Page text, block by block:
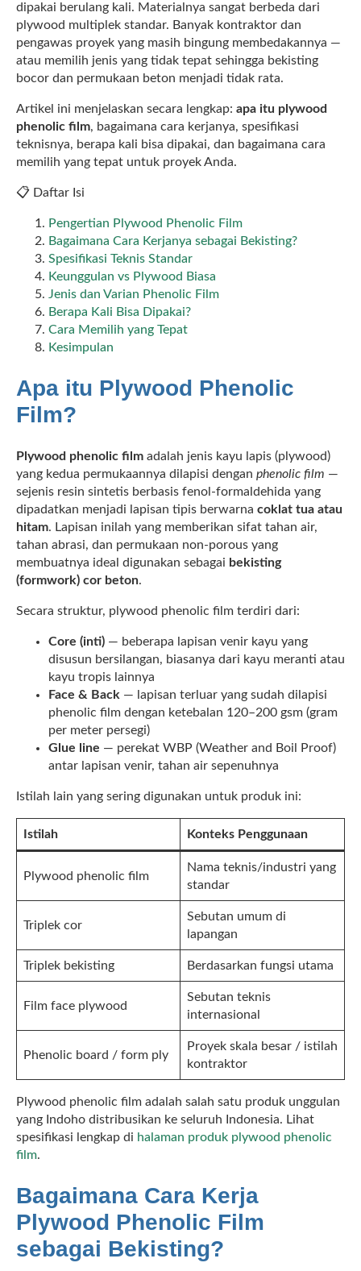
dipakai berulang kali. Materialnya sangat berbeda dari
plywood multiplek standar. Banyak kontraktor dan
pengawas proyek yang masih bingung membedakannya —
atau memilih jenis yang tidak tepat sehingga bekisting
bocor dan permukaan beton menjadi tidak rata.
Artikel ini menjelaskan secara lengkap: apa itu plywood
phenolic film, bagaimana cara kerjanya, spesifikasi
teknisnya, berapa kali bisa dipakai, dan bagaimana cara
memilih yang tepat untuk proyek Anda.
📋 Daftar Isi
Pengertian Plywood Phenolic Film
Bagaimana Cara Kerjanya sebagai Bekisting?
Spesifikasi Teknis Standar
Keunggulan vs Plywood Biasa
Jenis dan Varian Phenolic Film
Berapa Kali Bisa Dipakai?
Cara Memilih yang Tepat
Kesimpulan
Apa itu Plywood Phenolic
Film?
Plywood phenolic film adalah jenis kayu lapis (plywood)
yang kedua permukaannya dilapisi dengan phenolic film —
sejenis resin sintetis berbasis fenol-formaldehida yang
dipadatkan menjadi lapisan tipis berwarna coklat tua atau
hitam. Lapisan inilah yang memberikan sifat tahan air,
tahan abrasi, dan permukaan non-porous yang
membuatnya ideal digunakan sebagai bekisting
(formwork) cor beton.
Secara struktur, plywood phenolic film terdiri dari:
Core (inti) — beberapa lapisan venir kayu yang
disusun bersilangan, biasanya dari kayu meranti atau
kayu tropis lainnya
Face & Back — lapisan terluar yang sudah dilapisi
phenolic film dengan ketebalan 120–200 gsm (gram
per meter persegi)
Glue line — perekat WBP (Weather and Boil Proof)
antar lapisan venir, tahan air sepenuhnya
Istilah lain yang sering digunakan untuk produk ini:
Istilah Konteks Penggunaan
Plywood phenolic film
Nama teknis/industri yang
standar
Triplek cor
Sebutan umum di
lapangan
Triplek bekisting Berdasarkan fungsi utama
Film face plywood
Sebutan teknis
internasional
Phenolic board / form ply
Proyek skala besar / istilah
kontraktor
Plywood phenolic film adalah salah satu produk unggulan
yang Indoho distribusikan ke seluruh Indonesia. Lihat
spesifikasi lengkap di halaman produk plywood phenolic
film.
Bagaimana Cara Kerja
Plywood Phenolic Film
sebagai Bekisting?